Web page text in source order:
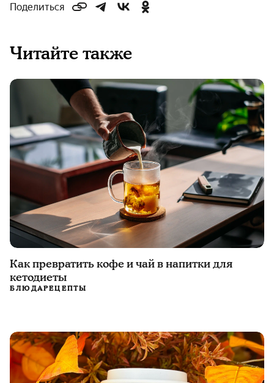
Поделиться
Читайте также
Как превратить кофе и чай в напитки для
кетодиеты
БЛЮДАРЕЦЕПТЫ